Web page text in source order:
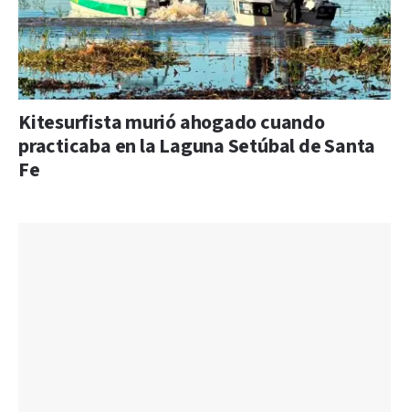
Kitesurfista murió ahogado cuando
practicaba en la Laguna Setúbal de Santa
Fe